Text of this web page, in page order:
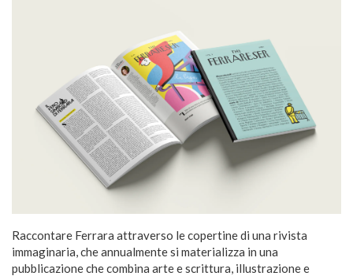
Raccontare Ferrara attraverso le copertine di una rivista
immaginaria, che annualmente si materializza in una
pubblicazione che combina arte e scrittura, illustrazione e